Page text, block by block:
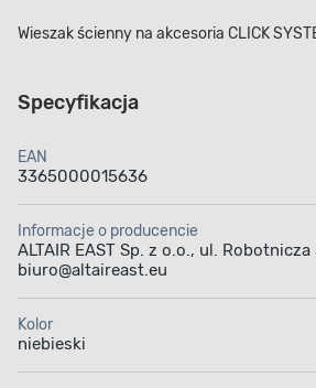
Wieszak ścienny na akcesoria CLICK
Specyfikacja
EAN
3365000015636
Informacje o producencie
ALTAIR EAST Sp. z o.o., ul.
biuro@altaireast.eu
Kolor
niebieski